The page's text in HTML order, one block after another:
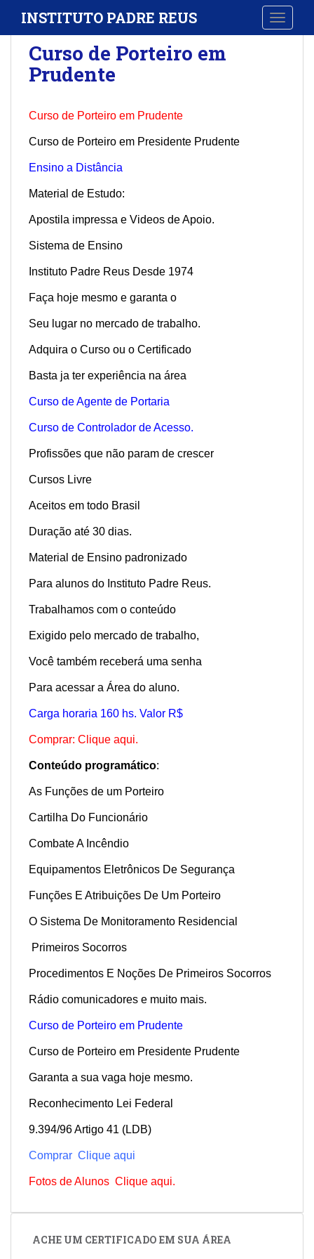
i
INSTITUTO PADRE REUS
Curso de Porteiro em
Prudente
Curso de Porteiro em Prudente
Curso de Porteiro em Presidente Prudente
Ensino a Distância
Material de Estudo:
Apostila impressa e Videos de Apoio.
Sistema de Ensino
Instituto Padre Reus Desde 1974
Faça hoje mesmo e garanta o
Seu lugar no mercado de trabalho.
Adquira o Curso ou o Certificado
Basta ja ter experiência na área
Curso de Agente de Portaria
Curso de Controlador de Acesso.
Profissões que não param de crescer
Cursos Livre
Aceitos em todo Brasil
Duração até 30 dias.
Material de Ensino padronizado
Para alunos do Instituto Padre Reus.
Trabalhamos com o conteúdo
Exigido pelo mercado de trabalho,
Você também receberá uma senha
Para acessar a Área do aluno.
Carga horaria 160 hs. Valor R$
Comprar: Clique aqui.
Conteúdo programático:
As Funções de um Porteiro
Cartilha Do Funcionário
Combate A Incêndio
Equipamentos Eletrônicos De Segurança
Funções E Atribuições De Um Porteiro
O Sistema De Monitoramento Residencial
Primeiros Socorros
Procedimentos E Noções De Primeiros Socorros
Rádio comunicadores e muito mais.
Curso de Porteiro em Prudente
Curso de Porteiro em Presidente Prudente
Garanta a sua vaga hoje mesmo.
Reconhecimento Lei Federal
9.394/96 Artigo 41 (LDB)
Comprar Clique aqui
Fotos de Alunos Clique aqui.
ACHE UM CERTIFICADO EM SUA ÁREA